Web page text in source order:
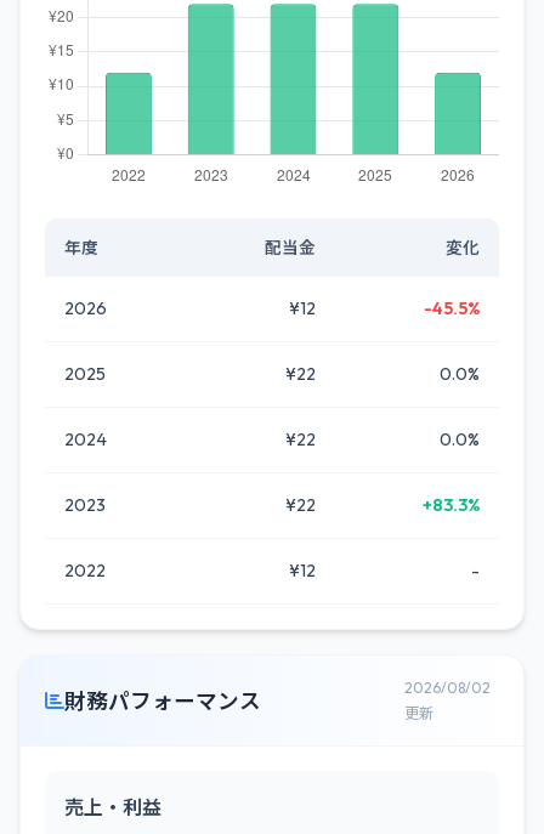
年度 配当金 変化
2026 ¥12 -45.5%
2025 ¥22 0.0%
2024 ¥22 0.0%
2023 ¥22 +83.3%
2022 ¥12 -
財務パフォーマンス
2026/08/02
更新
売上・利益